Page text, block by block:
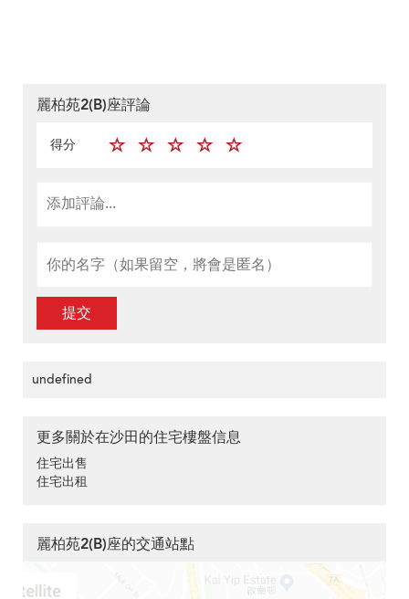
麗柏苑2(B)座評論
得分
提交
undefined
更多關於在沙田的住宅樓盤信息
住宅出售
住宅出租
麗柏苑2(B)座的交通站點